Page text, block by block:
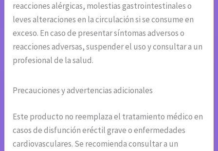
reacciones alérgicas, molestias gastrointestinales o
leves alteraciones en la circulación si se consume en
exceso. En caso de presentar síntomas adversos o
reacciones adversas, suspender el uso y consultar a un
profesional de la salud.
Precauciones y advertencias adicionales
Este producto no reemplaza el tratamiento médico en
casos de disfunción eréctil grave o enfermedades
cardiovasculares. Se recomienda consultar a un